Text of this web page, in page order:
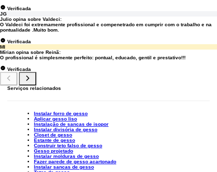
Verificada
JG
Julio opina sobre Valdeci:
O Valdeci foi extremamente profissional e compenetrado em cumprir com o trabalho e na
pontualidade .Muito bom.
Verificada
MI
Mírian opina sobre Reinã:
O profissional é simplesmente perfeito: pontual, educado, gentil e prestativo!!!
Verificada
Serviços relacionados
Instalar forro de gesso
Aplicar gesso liso
Instalação de sancas de isopor
Instalar divisória de gesso
Closet de gesso
Estante de gesso
Construir teto falso de gesso
Gesso projetado
Instalar molduras de gesso
Fazer parede de gesso acartonado
Instalar sancas de gesso